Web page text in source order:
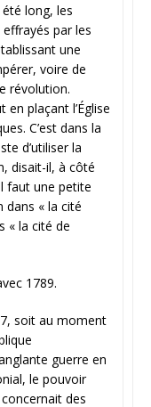
long, les
par les
une
voire de
révolution.
plaçant l’Église
C’est dans la
d’utiliser la
disait-il, à côté
faut une petite
dans « la cité
« la cité de
1789.
soit au moment
guerre en
le pouvoir
des